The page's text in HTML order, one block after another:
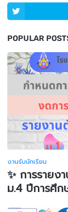
POPULAR
งานรับนักเรียน
✨ การรายง
ม.4 ปีการศึก